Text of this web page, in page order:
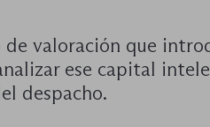
de valoración que
ese capital
despacho.